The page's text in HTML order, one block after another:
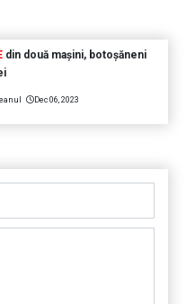
din două mașini, botoșăneni
Dec 06, 2023